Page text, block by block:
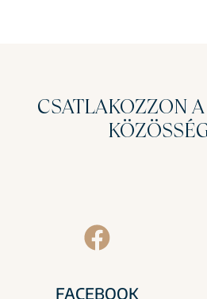
CSATLAKOZZON
FACEBOOK